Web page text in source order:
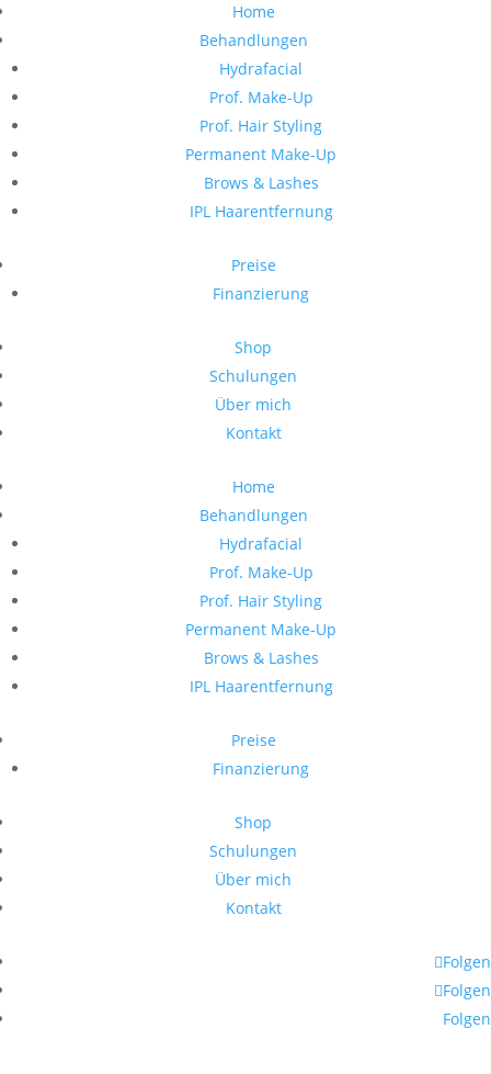
Home
Behandlungen
Hydrafacial
Prof. Make-Up
Prof. Hair Styling
Permanent Make-Up
Brows & Lashes
IPL Haarentfernung
Preise
Finanzierung
Shop
Schulungen
Über mich
Kontakt
Home
Behandlungen
Hydrafacial
Prof. Make-Up
Prof. Hair Styling
Permanent Make-Up
Brows & Lashes
IPL Haarentfernung
Preise
Finanzierung
Shop
Schulungen
Über mich
Kontakt
Folgen
Folgen
Folgen